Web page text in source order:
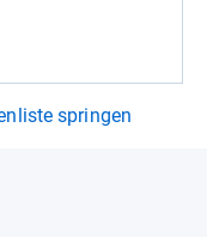
springen